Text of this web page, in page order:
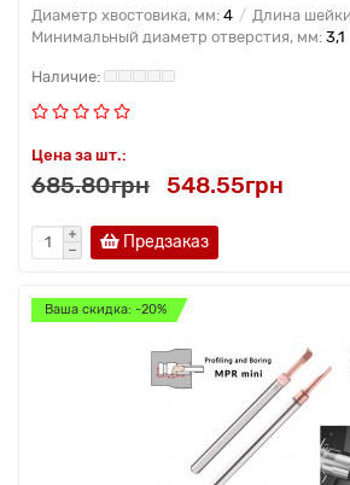
Диаметр хвостовика, мм: 4 Длина
Минимальный диаметр отверстия, мм: 3,1
Цена за шт.:
685.80грн 548.55грн
Предзаказ
Ваша скидка: -20%